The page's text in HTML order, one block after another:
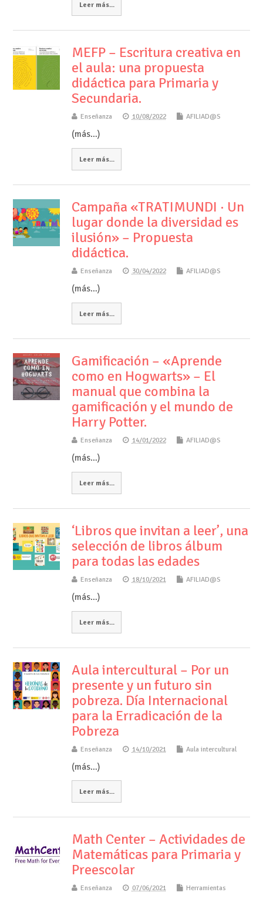
Leer más...
MEFP – Escritura creativa en
el aula: una propuesta
didáctica para Primaria y
Secundaria.
Enseñanza 10/08/2022 AFILIAD@S
(más…)
Leer más...
Campaña «TRATIMUNDI · Un
lugar donde la diversidad es
ilusión» – Propuesta
didáctica.
Enseñanza 30/04/2022 AFILIAD@S
(más…)
Leer más...
Gamificación – «Aprende
como en Hogwarts» – El
manual que combina la
gamificación y el mundo de
Harry Potter.
Enseñanza 14/01/2022 AFILIAD@S
(más…)
Leer más...
‘Libros que invitan a leer’, una
selección de libros álbum
para todas las edades
Enseñanza 18/10/2021 AFILIAD@S
(más…)
Leer más...
Aula intercultural – Por un
presente y un futuro sin
pobreza. Día Internacional
para la Erradicación de la
Pobreza
Enseñanza 14/10/2021 Aula intercultural
(más…)
Leer más...
Math Center – Actividades de
Matemáticas para Primaria y
Preescolar
Enseñanza 07/06/2021 Herramientas